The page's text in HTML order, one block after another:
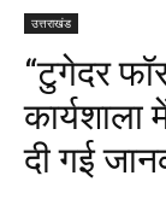
उत्तराखंड
“टुगेदर
कार्यशाला
दी गई